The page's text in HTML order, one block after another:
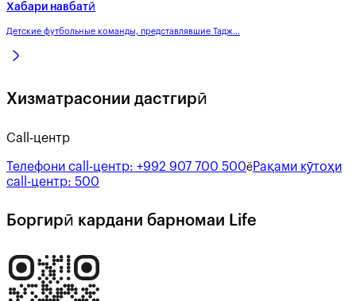
Хабари навбатӣ
Детские футбольные команды, представлявшие Тадж...
Хизматрасонии дастгирӣ
Call-центр
Телефони call-центр: +992 907 700 500ёРақами кӯтоҳи
call-центр: 500
Боргирӣ кардани барномаи Life